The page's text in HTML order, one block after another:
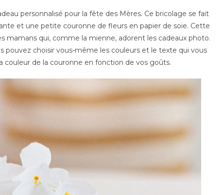
personnalisé pour la fête des Mères. Ce bricolage se fait
et une petite couronne de fleurs en papier de soie. Cette
mamans qui, comme la mienne, adorent les cadeaux photo.
pouvez choisir vous-même les couleurs et le texte qui vous
couleur de la couronne en fonction de vos goûts.